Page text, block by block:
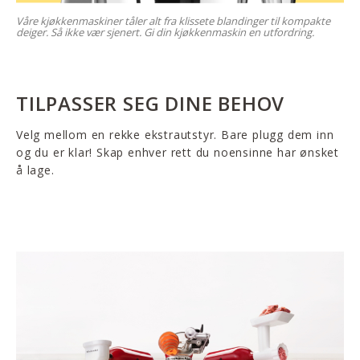
Våre kjøkkenmaskiner tåler alt fra klissete blandinger til kompakte
deiger. Så ikke vær sjenert. Gi din kjøkkenmaskin en utfordring.
TILPASSER SEG DINE BEHOV
Velg mellom en rekke ekstrautstyr. Bare plugg dem inn
og du er klar! Skap enhver rett du noensinne har ønsket
å lage.